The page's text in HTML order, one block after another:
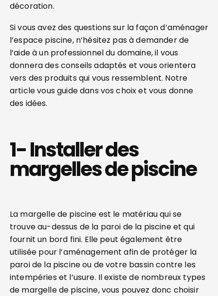
décoration.
Si vous avez des questions sur la façon d’aménager
l’espace piscine, n’hésitez pas à demander de
l’aide à un professionnel du domaine, il vous
donnera des conseils adaptés et vous orientera
vers des produits qui vous ressemblent. Notre
article vous guide dans vos choix et vous donne
des idées.
1- Installer des
margelles de piscine
La margelle de piscine est le matériau qui se
trouve au-dessus de la paroi de la piscine et qui
fournit un bord fini. Elle peut également être
utilisée pour l’aménagement afin de protéger la
paroi de la piscine ou de votre bassin contre les
intempéries et l’usure. Il existe de nombreux types
de margelle de piscine, vous pouvez donc choisir